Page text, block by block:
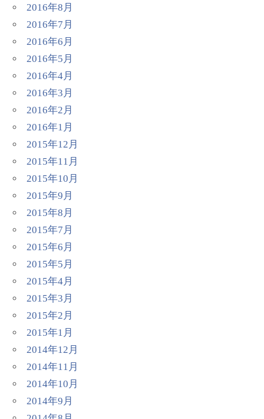
2016年8月
2016年7月
2016年6月
2016年5月
2016年4月
2016年3月
2016年2月
2016年1月
2015年12月
2015年11月
2015年10月
2015年9月
2015年8月
2015年7月
2015年6月
2015年5月
2015年4月
2015年3月
2015年2月
2015年1月
2014年12月
2014年11月
2014年10月
2014年9月